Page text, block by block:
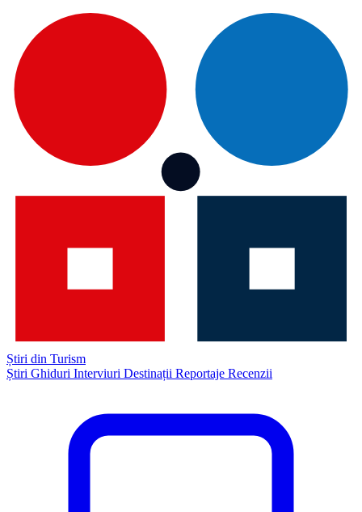
Știri din Turism
Știri Ghiduri Interviuri Destinații Reportaje Recenzii